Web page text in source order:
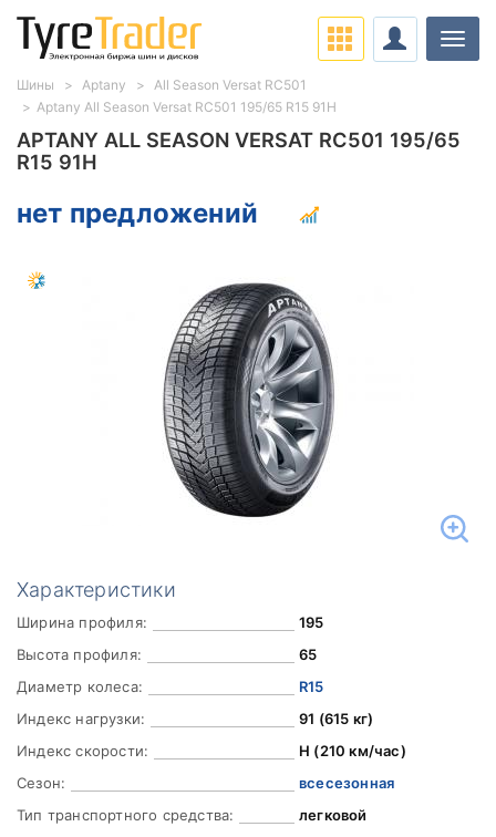
APTANY ALL SEASON VERSAT RC501 195/65
R15 91H
нет предложений
Характеристики
Ширина профиля:
195
Высота профиля:
65
Диаметр колеса:
R15
Индекс нагрузки:
91 (615 кг)
Индекс скорости:
H (210 км/час)
Сезон:
всесезонная
Тип транспортного средства:
легковой
Шины Aptany
All Season Versat RC501
Aptany All Season Versat RC501 195/65 R15 91H